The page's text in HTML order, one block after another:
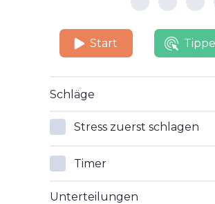
Start
Schläge
Stress zuerst schlagen
Timer
Unterteilungen